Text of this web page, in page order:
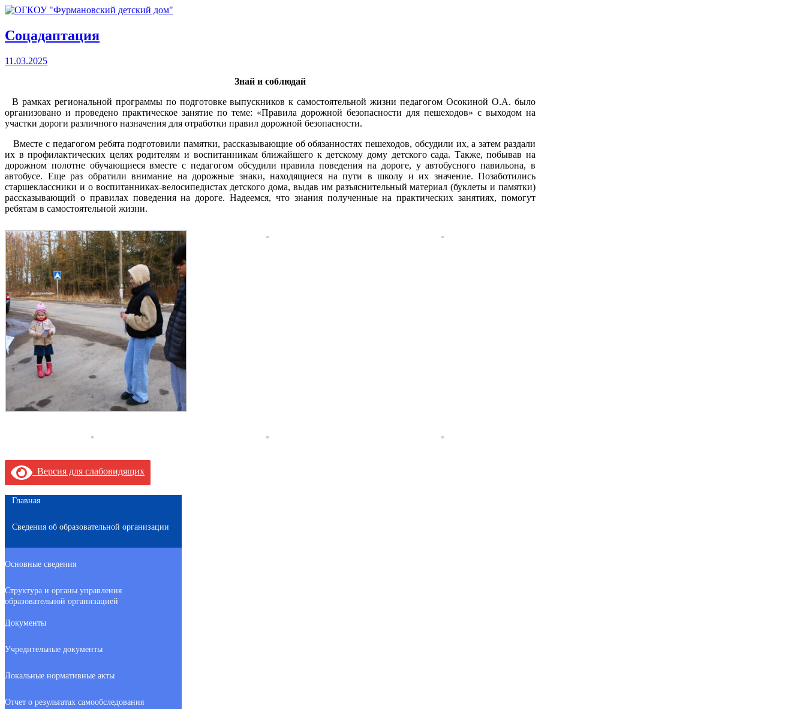
Соцадаптация
11.03.2025
Знай и соблюдай
В рамках региональной программы по подготовке выпускников к самостоятельной жизни педагогом Осокиной О.А. было
организовано и проведено практическое занятие по теме: «Правила дорожной безопасности для пешеходов» с выходом на
участки дороги различного назначения для отработки правил дорожной безопасности.
Вместе с педагогом ребята подготовили памятки, рассказывающие об обязанностях пешеходов, обсудили их, а затем раздали
их в профилактических целях родителям и воспитанникам ближайшего к детскому дому детского сада. Также, побывав на
дорожном полотне обучающиеся вместе с педагогом обсудили правила поведения на дороге, у автобусного павильона, в
автобусе. Еще раз обратили внимание на дорожные знаки, находящиеся на пути в школу и их значение. Позаботились
старшеклассники и о воспитанниках-велосипедистах детского дома, выдав им разъяснительный материал (буклеты и памятки)
рассказывающий о правилах поведения на дороге. Надеемся, что знания полученные на практических занятиях, помогут
ребятам в самостоятельной жизни.
Версия для слабовидящих
Главная
Сведения об образовательной организации
Основные сведения
Структура и органы управления
образовательной организацией
Документы
Учредительные документы
Локальные нормативные акты
Отчет о результатах самообследования